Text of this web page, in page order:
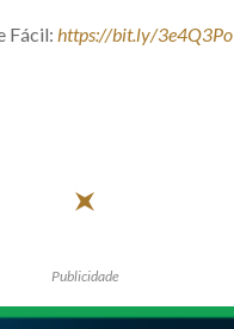
(41) 2109-8666
Fácil: https://bit.ly/3e4Q3Po
Publicidade